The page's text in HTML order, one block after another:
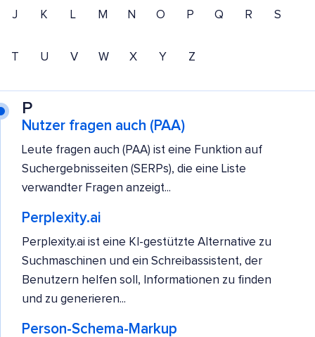
J K L M N O P Q R S
T U V W X Y Z
P
Nutzer fragen auch (PAA)
Leute fragen auch (PAA) ist eine Funktion auf
Suchergebnisseiten (SERPs), die eine Liste
verwandter Fragen anzeigt...
Perplexity.ai
Perplexity.ai ist eine KI-gestützte Alternative zu
Suchmaschinen und ein Schreibassistent, der
Benutzern helfen soll, Informationen zu finden
und zu generieren...
Person-Schema-Markup